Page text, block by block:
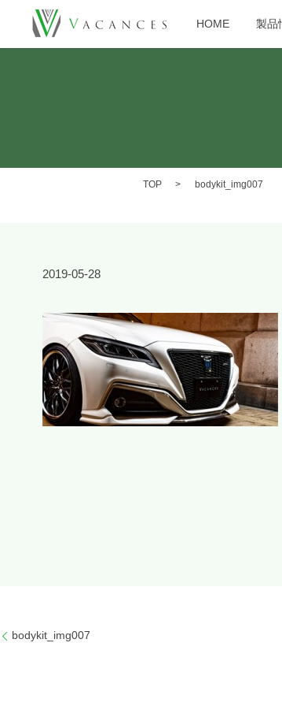
HOME 製品
TOP bodykit_img007
2019-05-28
bodykit_img007